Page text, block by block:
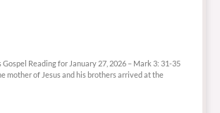
Reading for January 27, 2026 – Mark 3: 31-35
mother of Jesus and his brothers arrived at the